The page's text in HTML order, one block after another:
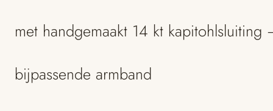
met handgemaakt 14 kt kapitohlsluiting
bijpassende armband